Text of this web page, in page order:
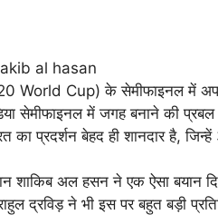
World Cup) के सेमीफाइनल में
सेमीफाइनल में जगह बनाने की प्रबल
प्रदर्शन बेहद ही शानदार है,
शाकिब अल हसन ने एक ऐसा बयान
द्रविड़ ने भी इस पर बहुत बड़ी